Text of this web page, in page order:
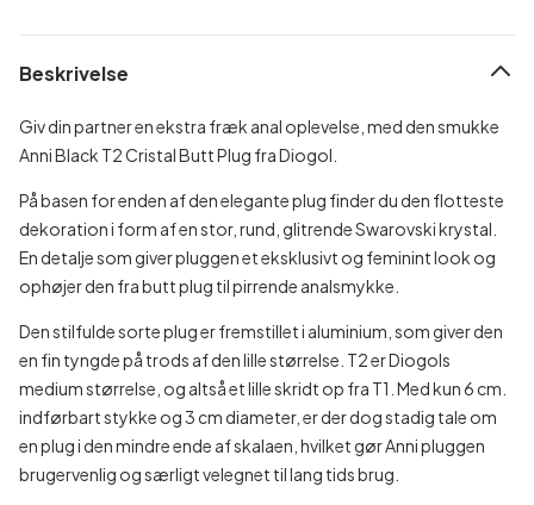
Beskrivelse
Giv din partner en ekstra fræk anal oplevelse, med den smukke
Anni Black T2 Cristal Butt Plug fra Diogol.
På basen for enden af den elegante plug finder du den flotteste
dekoration i form af en stor, rund, glitrende Swarovski krystal.
En detalje som giver pluggen et eksklusivt og feminint look og
ophøjer den fra butt plug til pirrende analsmykke.
Den stilfulde sorte plug er fremstillet i aluminium, som giver den
en fin tyngde på trods af den lille størrelse. T2 er Diogols
medium størrelse, og altså et lille skridt op fra T1. Med kun 6 cm.
indførbart stykke og 3 cm diameter, er der dog stadig tale om
en plug i den mindre ende af skalaen, hvilket gør Anni pluggen
brugervenlig og særligt velegnet til lang tids brug.